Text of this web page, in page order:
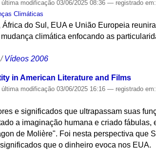
última modificação 03/06/2025 08:36— registrado em:
Climáticas
do Sul, EUA e União Europeia
climática enfocando as
/Vídeos 2006
in American Literature and Films
última modificação 03/06/2025 16:16— registrado
e significados que ultrapassam suas
a imaginação humana e criado fábulas,
de Molière". Foi nesta perspectiva que
que o dinheiro evoca nos EUA.